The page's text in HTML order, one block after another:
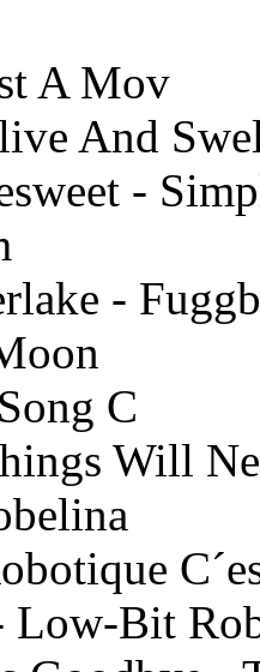
A Mov
And
-
-
C
Will
Low-Bit